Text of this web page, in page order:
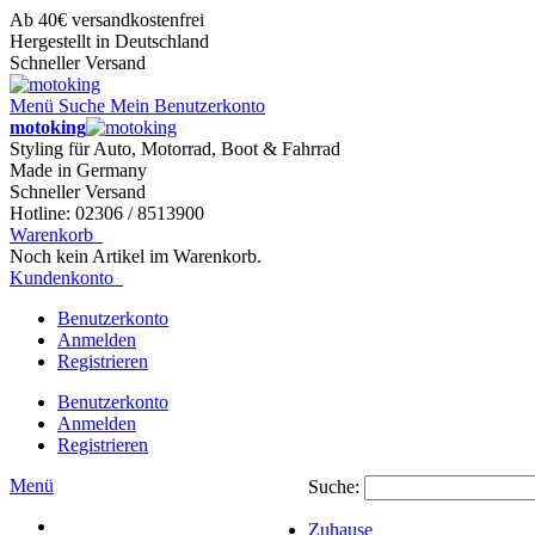
Ab 40€ versandkostenfrei
Hergestellt in Deutschland
Schneller Versand
Menü Suche Mein Benutzerkonto
motoking
Styling für Auto, Motorrad, Boot & Fahrrad
Made in Germany
Schneller Versand
Hotline: 02306 / 8513900
Warenkorb
Noch kein Artikel im Warenkorb.
Kundenkonto
Benutzerkonto
Anmelden
Registrieren
Benutzerkonto
Anmelden
Registrieren
Menü
Suche:
Zuhause